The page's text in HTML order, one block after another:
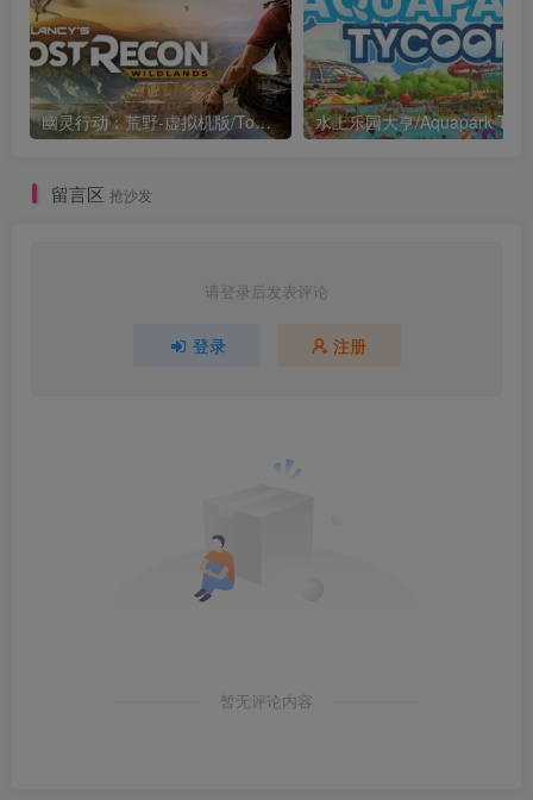
幽灵行动：荒野-虚拟机版/Tom Clancy’s Ghost Recon Wildlands HYPERVISOR 水上乐园大亨/Aquapark
留言区 抢沙发
请登录后发表评论
登录 注册
暂无评论内容